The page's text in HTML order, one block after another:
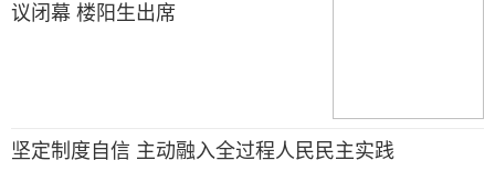
议闭幕 楼阳生出席
坚定制度自信 主动融入全过程人民民主实践